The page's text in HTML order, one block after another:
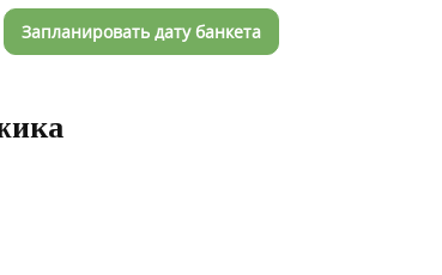
Запланировать дату банкета